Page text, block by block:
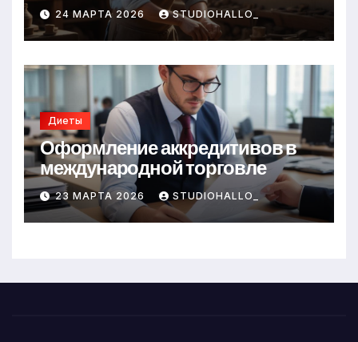
24 МАРТА 2026 STUDIOHALLO_
Диеты
Оформление аккредитивов в
международной торговле
23 МАРТА 2026 STUDIOHALLO_